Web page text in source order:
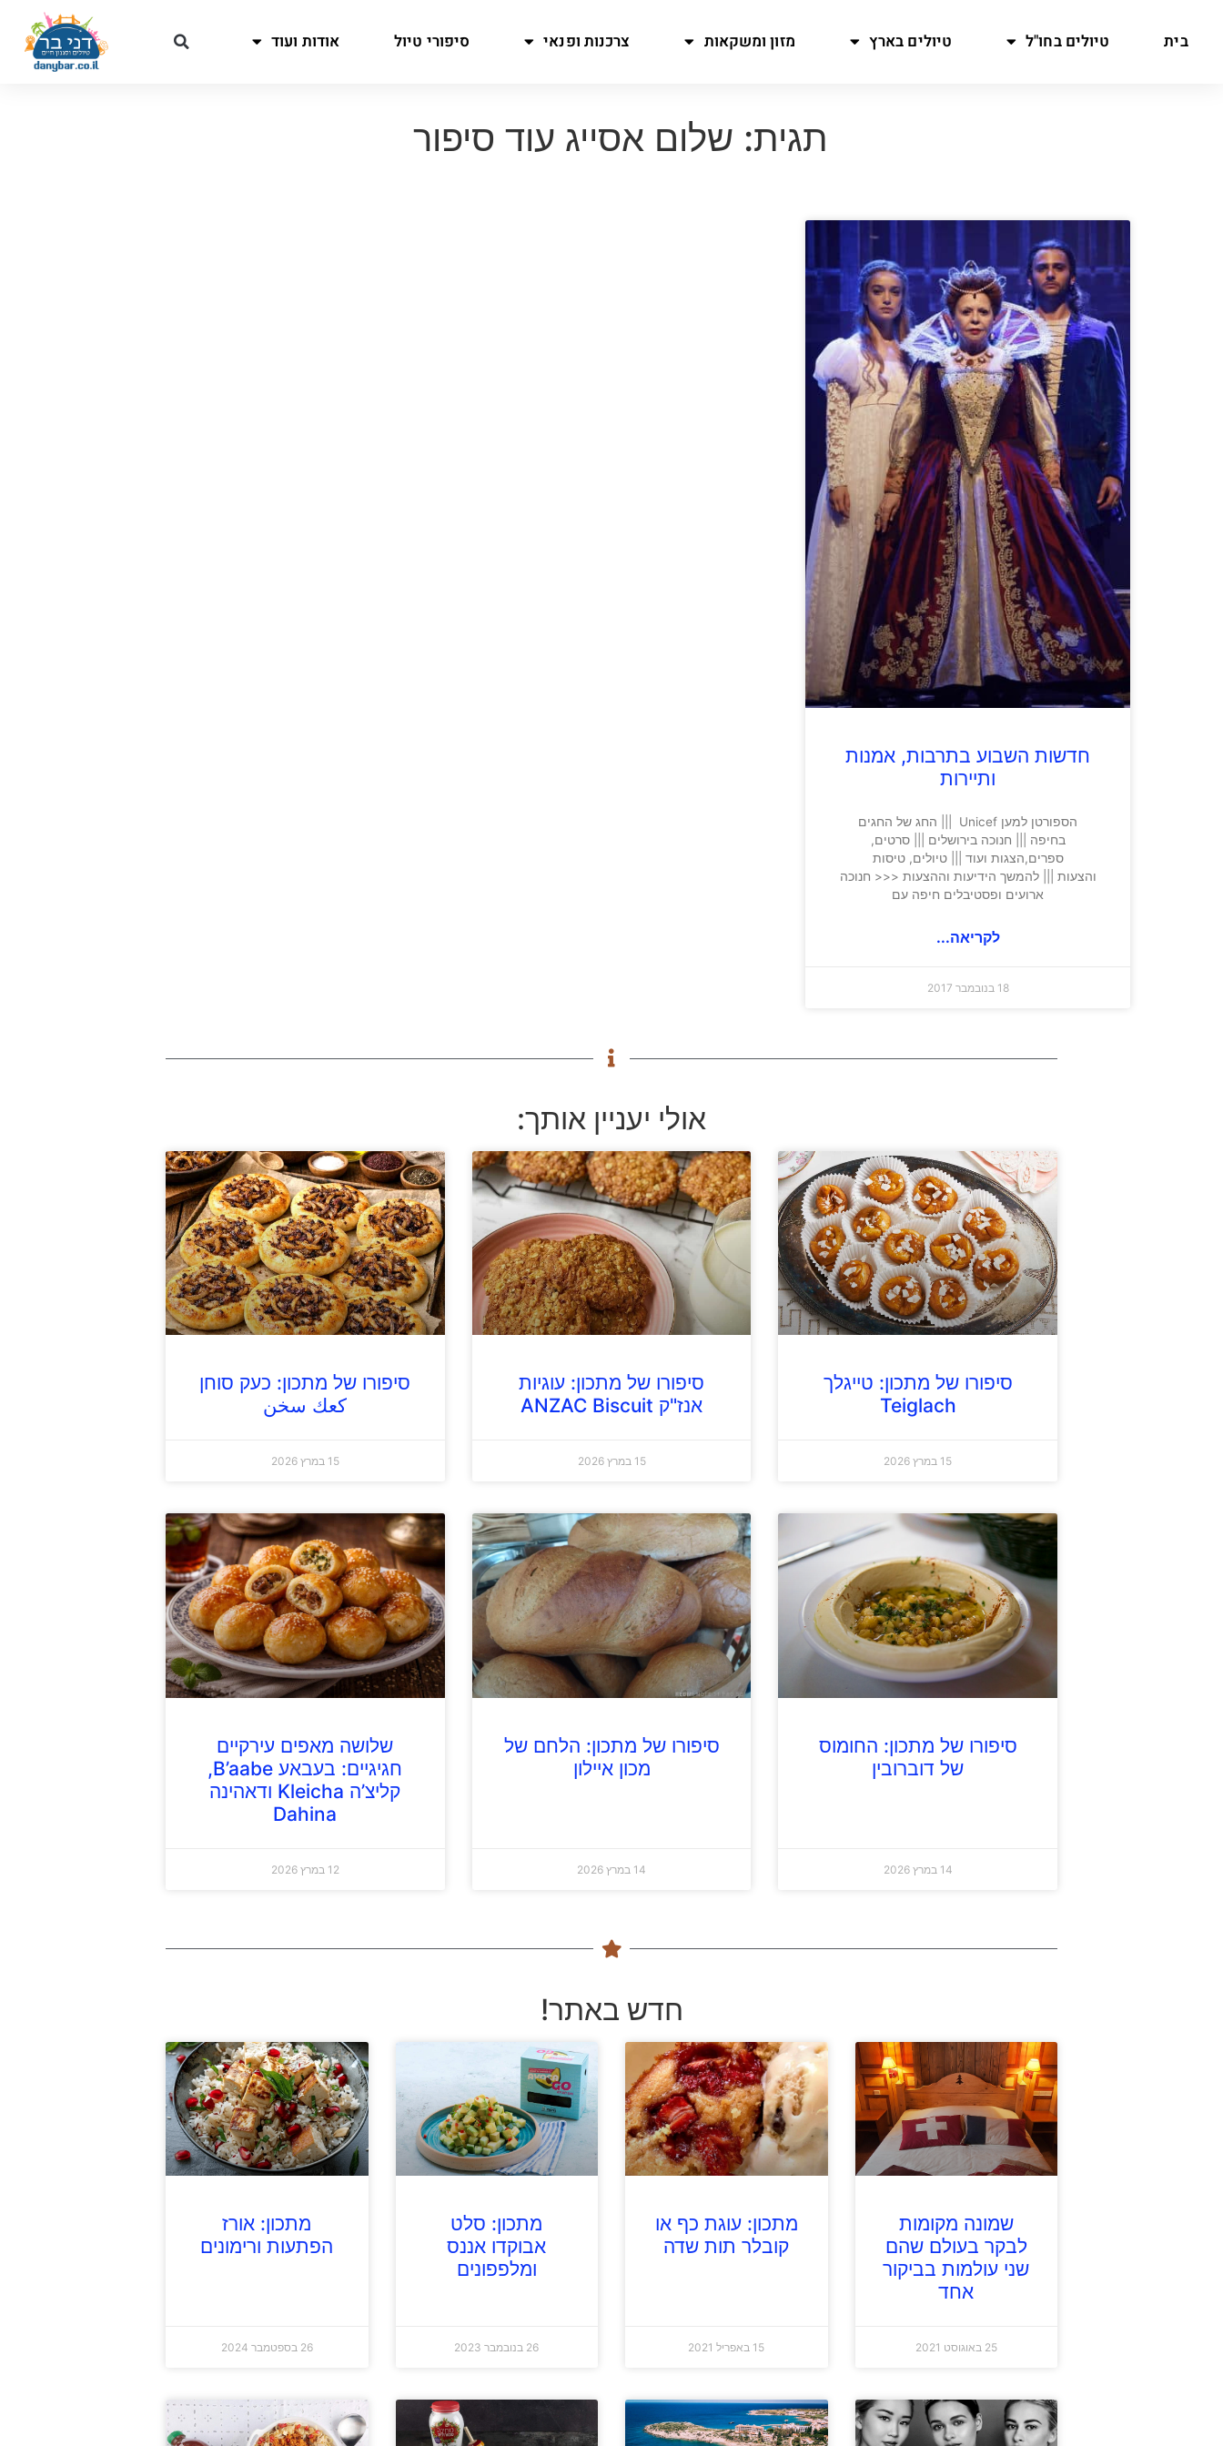
בית טיולים בחו"ל טיולים בארץ מזון ומשקאות צרכנות ופנאי סיפורי טיול אודות ועוד
תגית: שלום אסייג עוד סיפור
חדשות השבוע בתרבות, אמנות
ותיירות
הספורטן למען Unicef ||| החג של החגים
בחיפה ||| חנוכה בירושלים ||| סרטים,
ספרים,הצגות ועוד ||| טיולים, טיסות
והצעות ||| להמשך הידיעות וההצעות <<< חנוכה
ארועים ופסטיבלים חיפה עם
לקריאה...
18 בנובמבר 2017
אולי יעניין אותך:
סיפורו של מתכון: טייגלך
Teiglach
15 במרץ 2026
סיפורו של מתכון: עוגיות
אנז"ק ANZAC Biscuit
15 במרץ 2026
סיפורו של מתכון: כעק סוחן
كعك سخن
15 במרץ 2026
סיפורו של מתכון: החומוס
של דוברובין
14 במרץ 2026
סיפורו של מתכון: הלחם של
מכון איילון
14 במרץ 2026
שלושה מאפים עירקיים
חגיגיים: בעבאע B’aabe,
קליצ’ה Kleicha ודאהינה
Dahina
12 במרץ 2026
חדש באתר!
שמונה מקומות
לבקר בעולם שהם
שני עולמות בביקור
אחד
25 באוגוסט 2021
מתכון: עוגת כף או
קובלר תות שדה
15 באפריל 2021
מתכון: סלט
אבוקדו אננס
ומלפפונים
26 בנובמבר 2023
מתכון: אורז
הפתעות ורימונים
26 בספטמבר 2024